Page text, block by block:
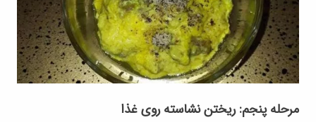
مرحله پنجم: ریختن نشاسته روی غذا